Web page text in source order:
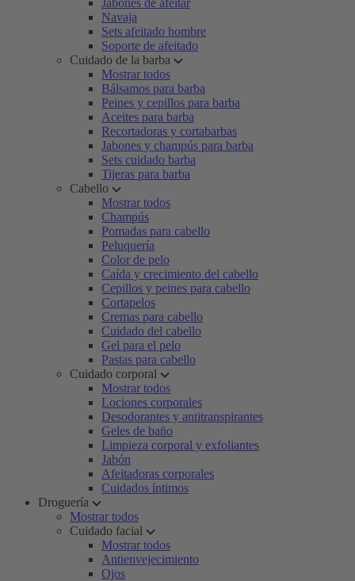
Jabones de afeitar
Navaja
Sets afeitado hombre
Soporte de afeitado
Cuidado de la barba
Mostrar todos
Bálsamos para barba
Peines y cepillos para barba
Aceites para barba
Recortadoras y cortabarbas
Jabones y champús para barba
Sets cuidado barba
Tijeras para barba
Cabello
Mostrar todos
Champús
Pomadas para cabello
Peluquería
Color de pelo
Caída y crecimiento del cabello
Cepillos y peines para cabello
Cortapelos
Cremas para cabello
Cuidado del cabello
Gel para el pelo
Pastas para cabello
Cuidado corporal
Mostrar todos
Lociones corporales
Desodorantes y antitranspirantes
Geles de baño
Limpieza corporal y exfoliantes
Jabón
Afeitadoras corporales
Cuidados íntimos
Droguería
Mostrar todos
Cuidado facial
Mostrar todos
Antienvejecimiento
Ojos